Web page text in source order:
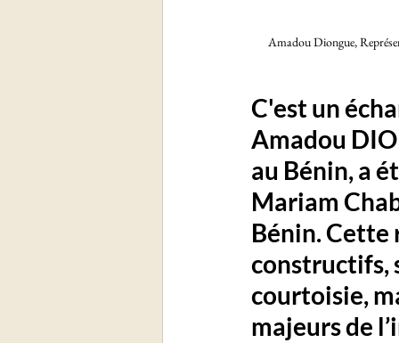
Amadou Diongue,
C'est un
Amadou
au Bénin, a
Mariam
Bénin. Cette
constructifs,
courtoisie,
majeurs de